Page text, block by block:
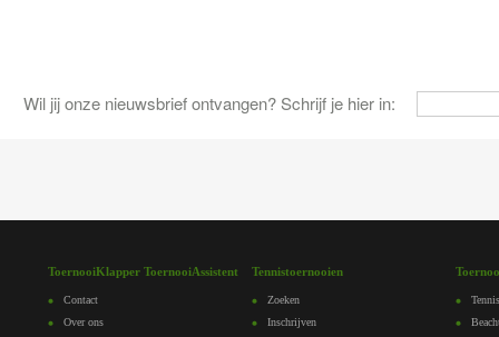
Wil jij onze nieuwsbrief ontvangen? Schrijf je hier in:
ToernooiKlapper ToernooiAssistent
Contact
Over ons
Tennistoernooien
Zoeken
Inschrijven